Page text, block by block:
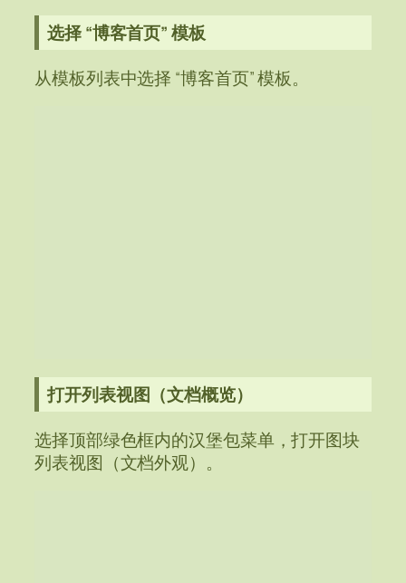
选择 “博客首页” 模板
从模板列表中选择 “博客首页” 模板。
打开列表视图（文档概览）
选择顶部绿色框内的汉堡包菜单，打开图块
列表视图（文档外观）。